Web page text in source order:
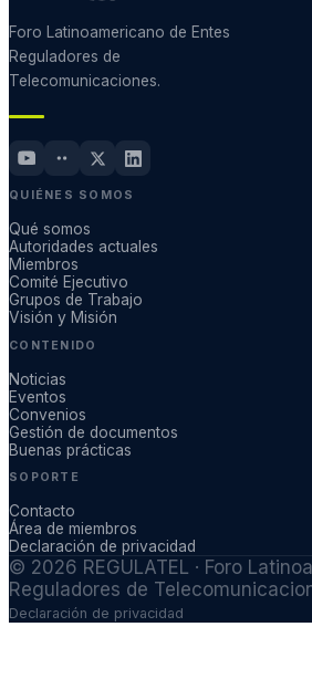
Foro Latinoamericano de Entes
Reguladores de
Telecomunicaciones.
QUIÉNES SOMOS
Qué somos
Autoridades actuales
Miembros
Comité Ejecutivo
Grupos de Trabajo
Visión y Misión
CONTENIDO
Noticias
Eventos
Convenios
Gestión de documentos
Buenas prácticas
SOPORTE
Contacto
Área de miembros
Declaración de privacidad
© 2026 REGULATEL · Foro
Reguladores de
Declaración de privacidad